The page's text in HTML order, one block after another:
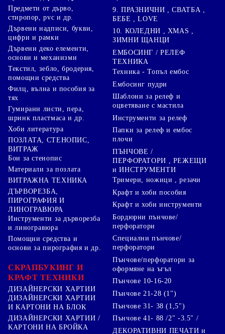
Предмети от дърво,
стиропор, pvc и др.
Дървени надписи, букви,
цифри и рамки
Дървени деко елементи,
основи и механизми
Текстил, зебло, бродерия,
помощни средства
Филц, вълна и пособия за
тях
Гумирани листи, пера,
шринк пластмаса и др.
Хоби литература
ПОЗЛАТА, СТЕНОПИС,
ВИТРАЖ
Бои за стенопис
Материали за позлата
ВИТРАЖНА ТЕХНИКА
ДЪРВОРЕЗБА,
ПИРОГРАФИЯ И
ЛИНОГРАВЮРА
Инструменти за дърворезба
и линогравюра
Помощни средства и
основи за пирография и др.
СКРАПБУКИНГ И
КРАФТ ТЕХНИКИ
ДИЗАЙНЕРСКИ ХАРТИИ
ДИЗАЙНЕРСКИ ХАРТИИ
И КАРТОНИ НА БЛОК
ДИЗАЙНЕРСКИ ХАРТИИ /
КАРТОНИ НА БРОЙКА
9. ПРАЗНИЧНИ , СВАТБА ,
БЕБЕ , LOVE
10. КОЛЕДНИ , XMAS ,
ЗИМНИ ЩАНЦИ
ЕМБОСИНГ / РЕЛЕФ
ТЕХНИКА
Техника - Топъл ембос
Ембосинг пудри
Шаблони за релеф и
оцветяване с мастила
Инструменти за релеф
Папки за релеф и ембос
плочи
ПЪНЧОВЕ /
ПЕРФОРАТОРИ , РЕЖЕЩИ
и ИНСТРУМЕНТИ
Тримери, ножици , резачи
Крафт и хоби пособия
Крафт и хоби инструменти
Бордюрни пънчове/
перфоратори
Специални пънчове/
перфоратори
Пънчове/перфоратори за
оформяне на ъгъл
Пънчове 10-16-20
Пънчове 21-28 (1")
Пънчове 31- 38 (1,5")
Пънчове 41- 88 /2" -3.5" /
ДЕКОРАТИВНИ ПЕЧАТИ и